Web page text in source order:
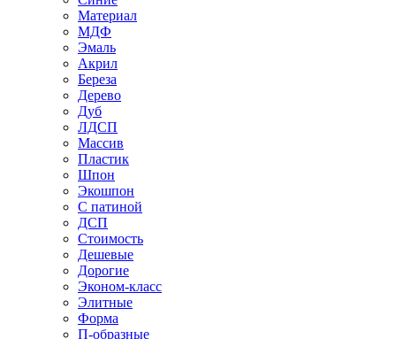
Материал
МДФ
Эмаль
Акрил
Береза
Дерево
Дуб
ЛДСП
Массив
Пластик
Шпон
Экошпон
С патиной
ДСП
Стоимость
Дешевые
Дорогие
Эконом-класс
Элитные
Форма
П-образные